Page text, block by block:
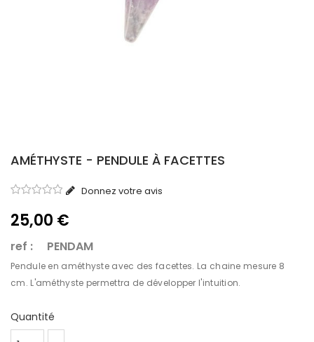
AMÉTHYSTE - PENDULE À FACETTES
Donnez votre avis
25,00 €
ref : PENDAM
Pendule en améthyste avec des facettes. La chaine mesure 8
cm. L'améthyste permettra de développer l'intuition.
Quantité